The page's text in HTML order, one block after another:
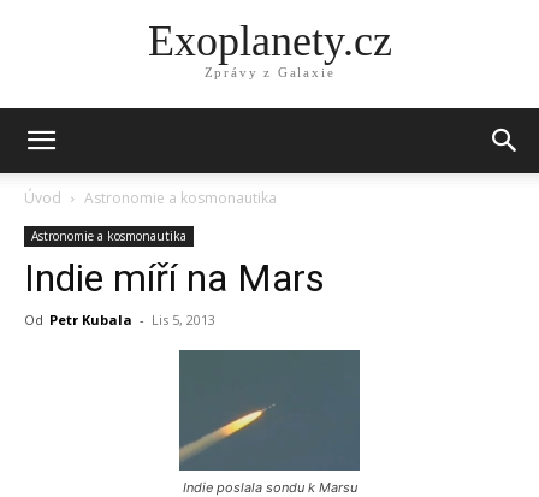
Exoplanety.cz
Zprávy z Galaxie
Úvod Astronomie a kosmonautika
Astronomie a kosmonautika
Indie míří na Mars
Od Petr Kubala - Lis 5, 2013
Indie poslala sondu k Marsu